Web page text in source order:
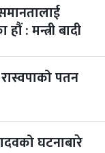
: मन्त्री बादी
पतन
घटनाबारे